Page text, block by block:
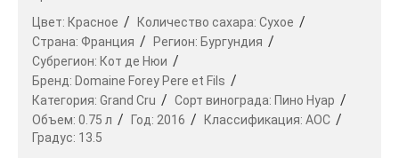
Цвет: Красное Количество сахара: Сухое
Страна: Франция Регион: Бургундия
Субрегион: Кот де Нюи
Бренд: Domaine Forey Pere et Fils
Категория: Grand Cru Сорт винограда: Пино Нуар
Объем: 0.75 л Год: 2016 Классификация: AOC
Градус: 13.5